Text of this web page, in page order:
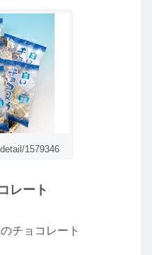
1579346
レート
チョコレート